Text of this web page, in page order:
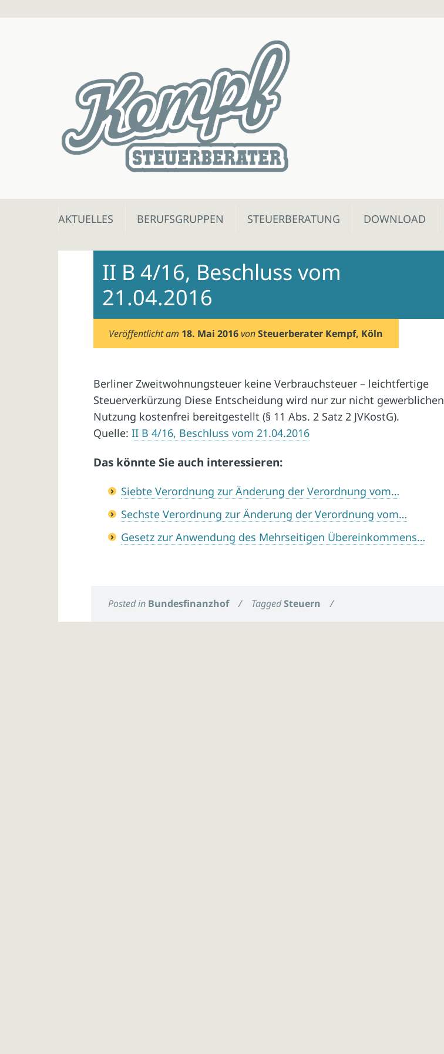
Skip
AKTUELLES BERUFSGRUPPEN STEUERBERATUNG DOWNLOAD
II B 4/16, Beschluss vom
21.04.2016
Veröffentlicht am 18. Mai 2016 vonSteuerberater Kempf, Köln
Berliner Zweitwohnungsteuer keine Verbrauchsteuer – leichtfertige
Steuerverkürzung Diese Entscheidung wird nur zur nicht gewerblichen
Nutzung kostenfrei bereitgestellt (§ 11 Abs. 2 Satz 2 JVKostG).
Quelle:II B 4/16, Beschluss vom 21.04.2016
Das könnte Sie auch interessieren:
Siebte Verordnung zur Änderung der Verordnung vom…
Sechste Verordnung zur Änderung der Verordnung vom…
Gesetz zur Anwendung des Mehrseitigen Übereinkommens…
Posted in Bundesfinanzhof / TaggedSteuern /